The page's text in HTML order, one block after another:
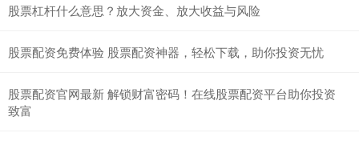
股票杠杆什么意思？放大资金、放大收益与风险
股票配资免费体验 股票配资神器，轻松下载，助你投资无忧
股票配资官网最新 解锁财富密码！在线股票配资平台助你投资
致富